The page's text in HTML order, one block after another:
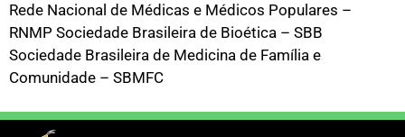
Rede Nacional de Médicas e Médicos Populares –
RNMP Sociedade Brasileira de Bioética – SBB
Sociedade Brasileira de Medicina de Família e
Comunidade – SBMFC